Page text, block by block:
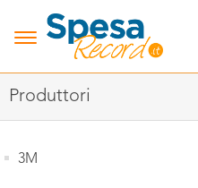
Produttori
3M